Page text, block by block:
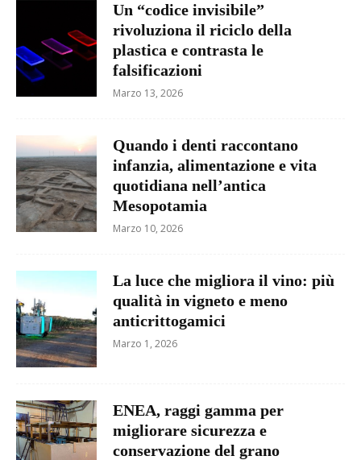
Un “codice invisibile”
rivoluziona il riciclo della
plastica e contrasta le
falsificazioni
Marzo 13, 2026
Quando i denti raccontano
infanzia, alimentazione e vita
quotidiana nell’antica
Mesopotamia
Marzo 10, 2026
La luce che migliora il vino: più
qualità in vigneto e meno
anticrittogamici
Marzo 1, 2026
ENEA, raggi gamma per
migliorare sicurezza e
conservazione del grano